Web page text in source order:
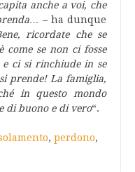
anche a voi, che
– ha dunque
ricordate che se
come se non ci fosse
ci si rinchiude in se
prende! La famiglia,
in questo mondo
di buono e di vero“.
, perdono,